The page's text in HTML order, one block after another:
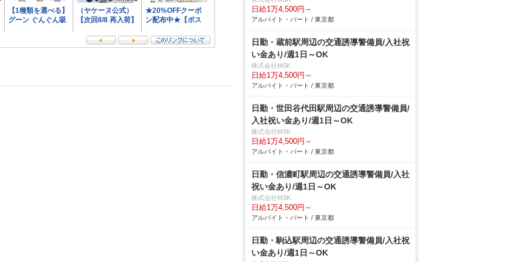
日給1万4,500円～
アルバイト・パート / 東京都
日勤・蔵前駅周辺の交通誘導警備員/入社祝
い金あり/週1日～OK
株式会社MSK
日給1万4,500円～
アルバイト・パート / 東京都
日勤・世田谷代田駅周辺の交通誘導警備員/
入社祝い金あり/週1日～OK
株式会社MSK
日給1万4,500円～
アルバイト・パート / 東京都
日勤・信濃町駅周辺の交通誘導警備員/入社
祝い金あり/週1日～OK
株式会社MSK
日給1万4,500円～
アルバイト・パート / 東京都
日勤・駒込駅周辺の交通誘導警備員/入社祝
い金あり/週1日～OK